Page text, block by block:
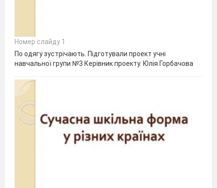
Номер слайду 1
По одягу зустрічають. Підготували проект учні
навчальної групи №3 Керівник проекту. Юлія Горбачова